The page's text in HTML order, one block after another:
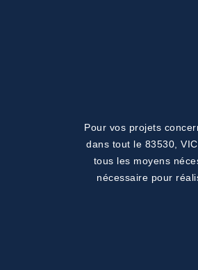
Pour vos projets
dans tout le 83530,
tous les moyens
nécessaire pour